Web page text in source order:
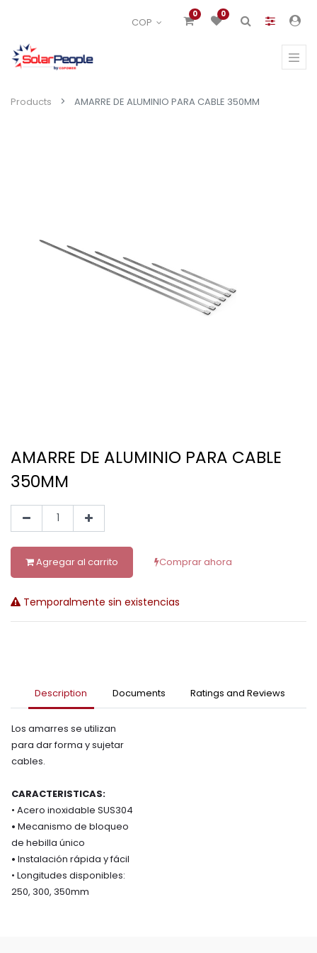
COP
0 0
Products AMARRE DE ALUMINIO PARA CABLE 350MM
AMARRE DE ALUMINIO PARA CABLE
350MM
Agregar al carrito Comprar ahora
Temporalmente sin existencias
Description Documents Ratings and Reviews
Los amarres se utilizan
para dar forma y sujetar
cables.
CARACTERISTICAS:
• Acero inoxidable SUS304
• Mecanismo de bloqueo
de hebilla único
• Instalación rápida y fácil
• Longitudes disponibles:
250, 300, 350mm